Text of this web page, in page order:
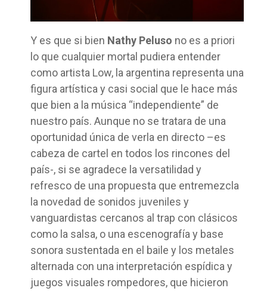
Y es que si bien Nathy Peluso no es a priori
lo que cualquier mortal pudiera entender
como artista Low, la argentina representa una
figura artística y casi social que le hace más
que bien a la música “independiente” de
nuestro país. Aunque no se tratara de una
oportunidad única de verla en directo –es
cabeza de cartel en todos los rincones del
país-, si se agradece la versatilidad y
refresco de una propuesta que entremezcla
la novedad de sonidos juveniles y
vanguardistas cercanos al trap con clásicos
como la salsa, o una escenografía y base
sonora sustentada en el baile y los metales
alternada con una interpretación espídica y
juegos visuales rompedores, que hicieron